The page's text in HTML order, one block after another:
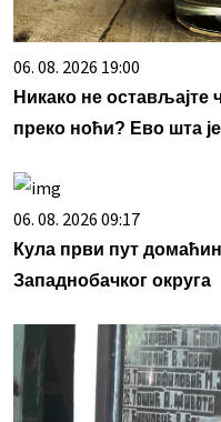
06. 08. 2026 19:00
Никако не остављајте
преко ноћи? Ево шта
06. 08. 2026 09:17
Кула први пут
Западнобачког округа